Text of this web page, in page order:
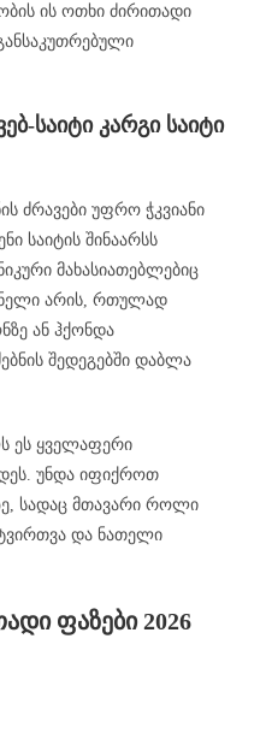
ის ოთხი ძირითადი
საიტი კარგი საიტი
ძრავები უფრო ჭკვიანი
საიტის შინაარსს
მახასიათებლებიც
ნელი არის, რთულად
ან ჰქონდა
შედეგებში დაბლა
ეს ყველაფერი
უნდა იფიქროთ
სადაც მთავარი როლი
და ნათელი
ფაზები 2026